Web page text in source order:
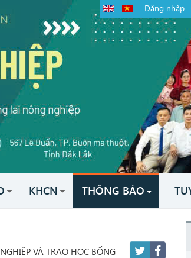
Đăng nhập
KHCN THÔNG BÁO
VÀ TRAO HỌC BỔNG